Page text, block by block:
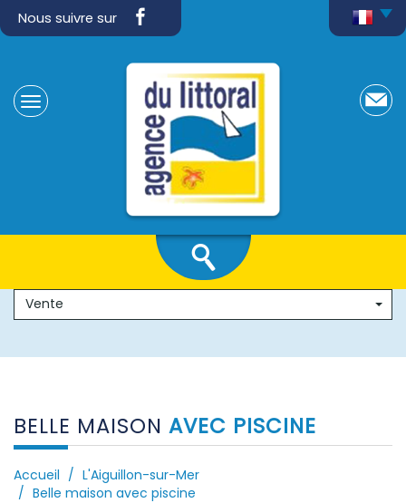
Nous suivre sur
Vente
BELLE MAISON AVEC PISCINE
Accueil
L'Aiguillon-sur-Mer
Belle maison avec piscine